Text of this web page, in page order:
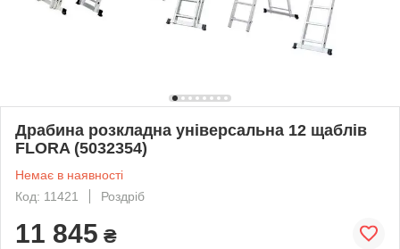
Драбина розкладна універсальна 12 щаблів
FLORA (5032354)
Немає в наявності
Код: 11421
Роздріб
11 845 ₴